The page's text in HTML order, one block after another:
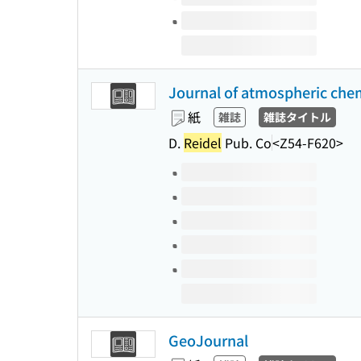
Journal of atmospheric
紙 雑誌 雑誌タイトル
D. Reidel Pub. Co<Z54-F620>
このタイトルの巻号
GeoJournal